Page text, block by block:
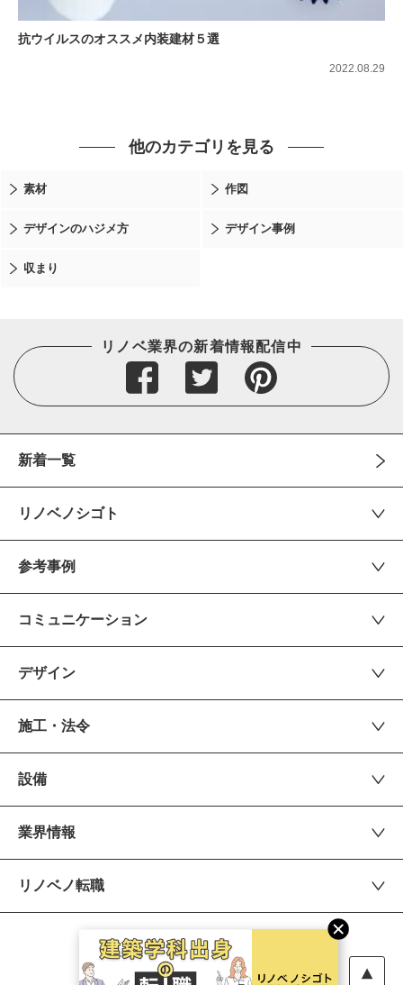
抗ウイルスのオススメ内装建材５選
2022.08.29
他のカテゴリを見る
素材 作図
デザインのハジメ方 デザイン事例
収まり
リノベ業界の新着情報配信中
新着一覧
リノベノシゴト
参考事例
コミュニケーション
デザイン
施工・法令
設備
業界情報
リノベノ転職